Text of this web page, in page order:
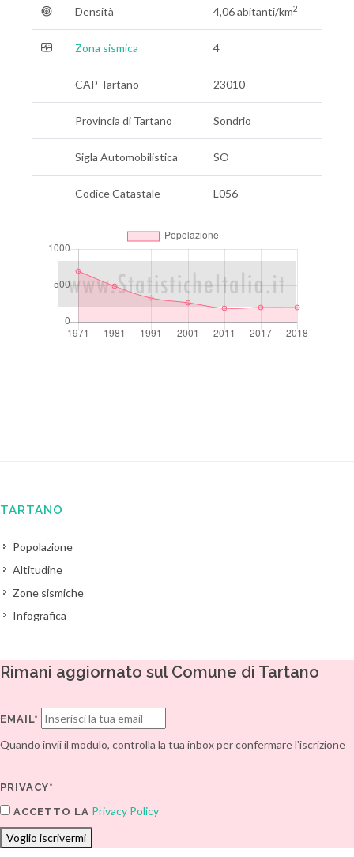
Densità 4,06 abitanti/km2
Zona sismica 4
CAP Tartano 23010
Provincia di Tartano Sondrio
Sigla Automobilistica SO
Codice Catastale L056
TARTANO
Popolazione
Altitudine
Zone sismiche
Infografica
Rimani aggiornato sul Comune di Tartano
EMAIL*
Quando invii il modulo, controlla la tua inbox per confermare l'iscrizione
PRIVACY*
ACCETTO LA Privacy Policy
Voglio iscrivermi